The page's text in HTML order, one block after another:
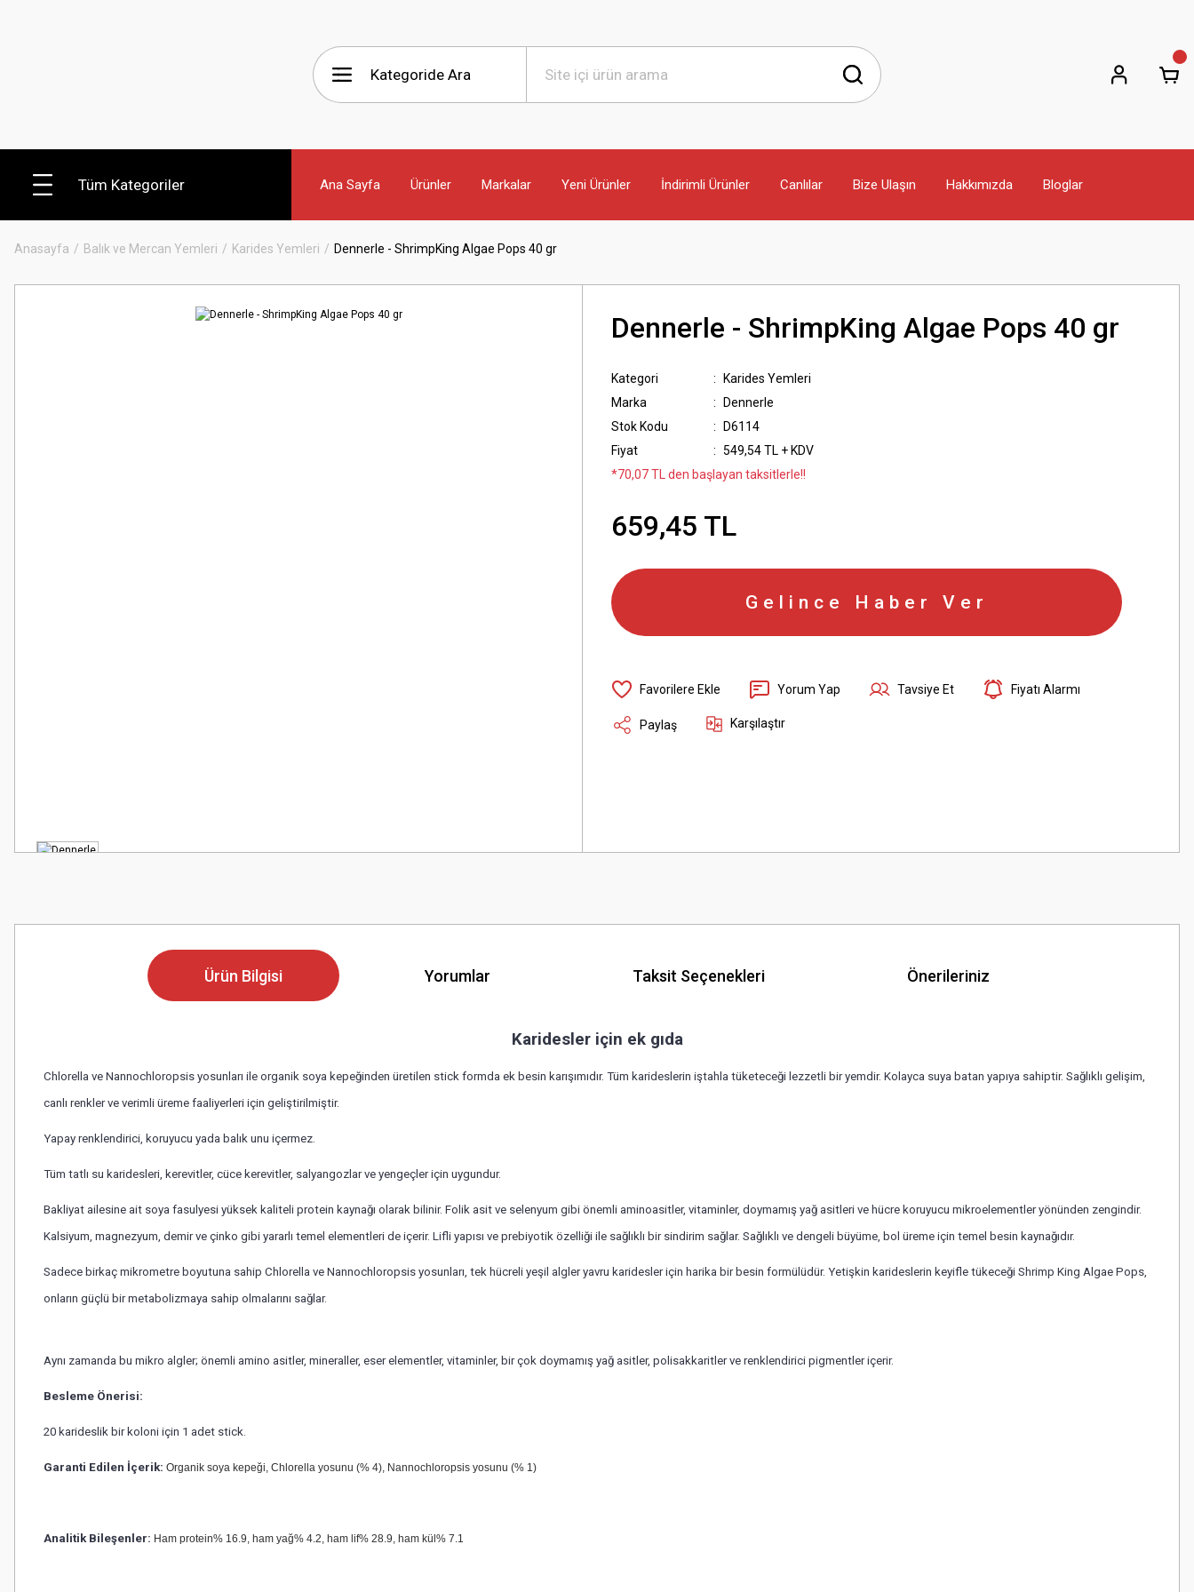
Tüm Kategoriler Ana Sayfa Ürünler Markalar Yeni Ürünler İndirimli Ürünler Canlılar Bize Ulaşın Hakkımızda Bloglar
Anasayfa Balık ve Mercan Yemleri Karides Yemleri Dennerle - ShrimpKing Algae Pops 40 gr
Dennerle - ShrimpKing Algae Pops 40 gr
Kategori
Karides Yemleri
Marka
Dennerle
Stok Kodu
D6114
Fiyat
549,54 TL + KDV
*70,07 TL den başlayan taksitlerle!!
659,45 TL
Gelince Haber Ver
Yorum Yap Tavsiye Et Fiyatı Alarmı
Paylaş Karşılaştır
Ürün Bilgisi Yorumlar Taksit Seçenekleri Önerileriniz
Karidesler için ek gıda
Chlorella ve Nannochloropsis yosunları ile organik soya kepeğinden üretilen stick formda ek besin karışımıdır. Tüm karideslerin iştahla tüketeceği lezzetli bir yemdir. Kolayca suya batan yapıya sahiptir. Sağlıklı gelişim,
canlı renkler ve verimli üreme faaliyerleri için geliştirilmiştir.
Yapay renklendirici, koruyucu yada balık unu içermez.
Tüm tatlı su karidesleri, kerevitler, cüce kerevitler, salyangozlar ve yengeçler için uygundur.
Bakliyat ailesine ait soya fasulyesi yüksek kaliteli protein kaynağı olarak bilinir. Folik asit ve selenyum gibi önemli aminoasitler, vitaminler, doymamış yağ asitleri ve hücre koruyucu mikroelementler yönünden zengindir.
Kalsiyum, magnezyum, demir ve çinko gibi yararlı temel elementleri de içerir. Lifli yapısı ve prebiyotik özelliği ile sağlıklı bir sindirim sağlar. Sağlıklı ve dengeli büyüme, bol üreme için temel besin kaynağıdır.
Sadece birkaç mikrometre boyutuna sahip Chlorella ve Nannochloropsis yosunları, tek hücreli yeşil algler yavru karidesler için harika bir besin formülüdür. Yetişkin karideslerin keyifle tükeceği Shrimp King Algae Pops,
onların güçlü bir metabolizmaya sahip olmalarını sağlar.
Aynı zamanda bu mikro algler; önemli amino asitler, mineraller, eser elementler, vitaminler, bir çok doymamış yağ asitler, polisakkaritler ve renklendirici pigmentler içerir.
Besleme Önerisi:
20 karideslik bir koloni için 1 adet stick.
Garanti Edilen İçerik: Organik soya kepeği, Chlorella yosunu (% 4), Nannochloropsis yosunu (% 1)
Analitik Bileşenler: Ham protein% 16.9, ham yağ% 4.2, ham lif% 28.9, ham kül% 7.1